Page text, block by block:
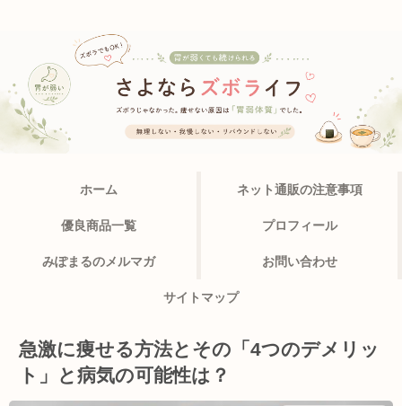
ホーム ネット通販の注意事項
優良商品一覧 プロフィール
みぽまるのメルマガ お問い合わせ
サイトマップ
急激に痩せる方法とその「4つのデメリッ
ト」と病気の可能性は？